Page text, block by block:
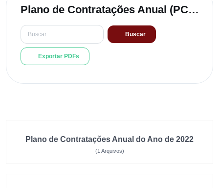
Plano de Contratações Anual (PCA)
Buscar
Exportar PDFs
Plano de Contratações Anual do Ano de 2022
(1 Arquivos)